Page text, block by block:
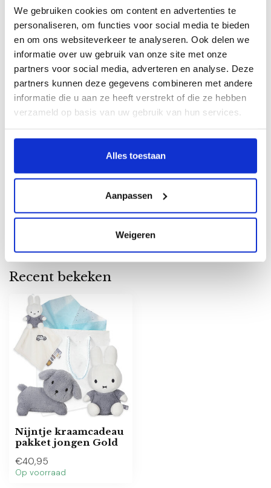
We gebruiken cookies om content en advertenties te
personaliseren, om functies voor social media te bieden
en om ons websiteverkeer te analyseren. Ook delen we
informatie over uw gebruik van onze site met onze
partners voor social media, adverteren en analyse. Deze
partners kunnen deze gegevens combineren met andere
informatie die u aan ze heeft verstrekt of die ze hebben
verzameld op basis van uw gebruik van hun services.
Alles toestaan
Aanpassen
Weigeren
Op voorraad
Little Dutch kraamcadeau
pakket Forest Friends jongen
Gold
Op voorraad
€47,95
Nijntje kraamcadeau pakket
uni Nijntje & Snuffie
Op voorraad
€27,50
Personaliseer je cadeau met een
Maak je cadeau nog specialer! Vul hierboven
je persoonlijk berichtje in, wij zorgen ervoor
Recent bekeken
Nijntje kraamcadeau
pakket jongen Gold
€40,95
Op voorraad